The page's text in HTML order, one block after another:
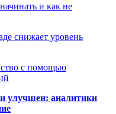
и как не
снижает уровень
с помощью
улучшен: аналитики